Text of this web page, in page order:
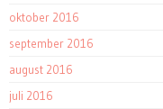
oktober 2016
september 2016
august 2016
juli 2016